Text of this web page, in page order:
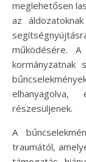
meglehetősen
az
működésére.
kormányzatnak
részesüljenek.
A
traumától,